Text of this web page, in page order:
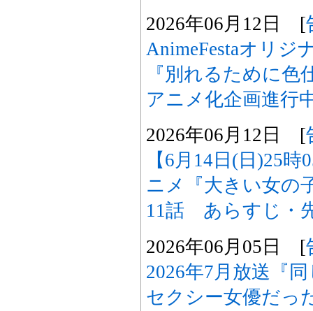
2026年06月12日 [
AnimeFestaオリジ
『別れるために
アニメ化企画進行
2026年06月12日 [
【6月14日(日)25
ニメ『大きい女の
11話 あらすじ・
2026年06月05日 [
2026年7月放送『
セクシー女優だっ